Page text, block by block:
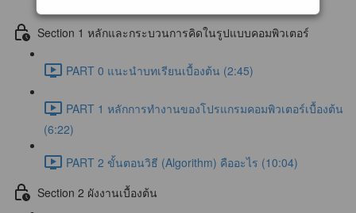
Section 1 หลักและกระบวนการคิดในรูปแบบคอมพิวเตอร์
PART 0 แนะนำบทเรียนเบื้องต้น (2:45)
PART 1 หลักการทำงานของโปรแกรมคอมพิวเตอร์เบื้องต้น
(6:22)
PART 2 ขั้นตอนวิธี (Algorithm) คืออะไร (10:04)
Section 2 ผังงานเบื้องต้น